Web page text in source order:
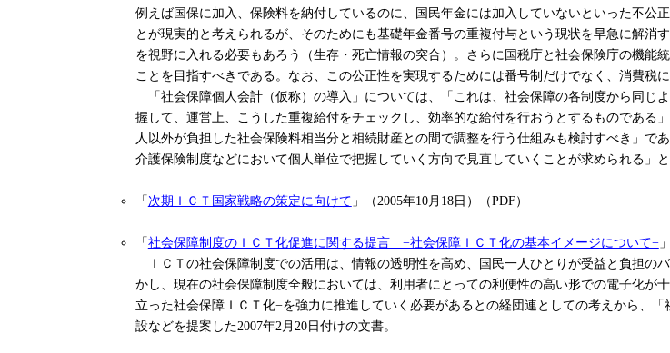
例えば国保に加入、保険料を納付しているのに、国民年金には加入していないといった不公
とが現実的と考えられるが、そのためにも基礎年金番号の重複付与という現状を早急に解
を視野に入れる必要もあろう（生存・死亡情報の突合）。さらに国税庁と社会保険庁の機能
ことを目指すべきである。なお、この公正性を実現するためには番号制だけでなく、消費税
「社会保障個人会計（仮称）の導入」については、「これは、社会保障の各制度から同じ
握して、運営上、こうした重複給付をチェックし、効率的な給付を行おうとするものであ
人以外が負担した社会保険料相当分と相続財産との間で調整を行う仕組みも検討すべき」
介護保険制度などにおいて個人単位で把握していく方向で見直していくことが求められる」と
「次期ＩＣＴ国家戦略の策定に向けて 」（2005年10月18日）（PDF）
「社会保障制度のＩＣＴ化促進に関する提言 −社会保障ＩＣＴ化の基本イメージについて−
ＩＣＴの社会保障制度での活用は、情報の透明性を高め、国民一人ひとりが受益と負担の
かし、現在の社会保障制度全般においては、利用者にとっての利便性の高い形での電子化
立った社会保障ＩＣＴ化−を強力に推進していく必要があるとの経団連としての考えから、
設などを提案した2007年2月20日付けの文書。